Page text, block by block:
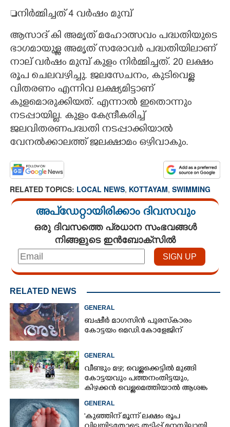
നിർമ്മിച്ചത് 4 വർഷം മുമ്പ്
ആസാദ് കി അമൃത് മഹോത്സവം പദ്ധതിയുടെ
ഭാഗമായുള്ള അമൃത് സരോവർ പദ്ധതിയിലാണ്
നാല് വർഷം മുമ്പ് കുളം നിർമ്മിച്ചത്. 20 ലക്ഷം
രൂപ ചെലവഴിച്ചു. ജലസേചനം, കുടിവെള്ള
വിതരണം എന്നിവ ലക്ഷ്യമിട്ടാണ്
കുളമൊരുക്കിയത്. എന്നാൽ ഇതൊന്നും
നടപ്പായില്ല. കുളം കേന്ദ്രീകരിച്ച്
ജലവിതരണപദ്ധതി നടപ്പാക്കിയാൽ
വേനൽക്കാലത്ത് ജലക്ഷാമം ഒഴിവാകും.
RELATED TOPICS: LOCAL NEWS, KOTTAYAM, SWIMMING
അപ്ഡേറ്റായിരിക്കാം ദിവസവും
ഒരു ദിവസത്തെ പ്രധാന സംഭവങ്ങൾ
നിങ്ങളുടെ ഇൻബോക്സിൽ
RELATED NEWS
GENERAL
ബഷീർ മാഗസിൻ പുരസ്കാരം
കോട്ടയം മെഡി.കോളേജിന്
GENERAL
വീണ്ടും മഴ; വെള്ളക്കെട്ടിൽ മുങ്ങി
കോട്ടയവും പത്തനംതിട്ടയും,
കിഴക്കൻ വെള്ളമെത്തിയാൽ ആശങ്ക
ഇരട്ടിക്കും
GENERAL
'കുഞ്ഞിന് മൂന്ന് ലക്ഷം രൂപ